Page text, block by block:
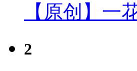
【原创】一
2